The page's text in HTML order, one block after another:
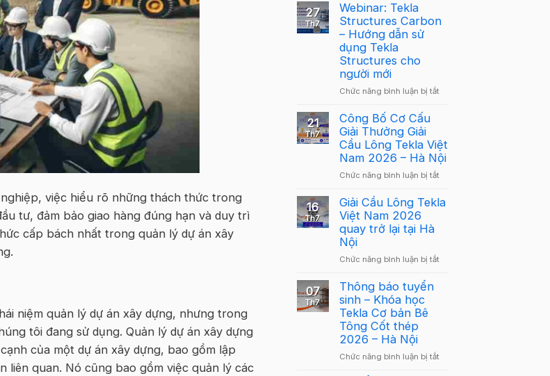
việc hiểu rõ những thách thức trong
tư, đảm bảo giao hàng đúng hạn và duy trì
cấp bách nhất trong quản lý dự án xây
niệm quản lý dự án xây dựng, nhưng trong
tôi đang sử dụng. Quản lý dự án xây dựng
của một dự án xây dựng, bao gồm lập
liên quan. Nó cũng bao gồm việc quản lý các
27
Th7
Webinar: Tekla
Structures Carbon
– Hướng dẫn sử
dụng Tekla
Structures cho
người mới
Chức năng bình luận bị tắtở
Carbon
–
Hướng
dẫn
dụng
21
Th7
Công Bố Cơ Cấu
Giải Thưởng Giải
Cầu Lông Tekla Việt
Nam 2026 – Hà Nội
Chức năng bình luận bị tắtở
Bố
Giải
Hà
16
Th7
Giải Cầu Lông Tekla
Việt Nam 2026
quay trở lại tại Hà
Nội
Chức năng bình luận bị tắtở
quay
07
Th7
Thông báo tuyển
sinh – Khóa học
Tekla Cơ bản Bê
Tông Cốt thép
2026 – Hà Nội
Chức năng bình luận bị tắtở